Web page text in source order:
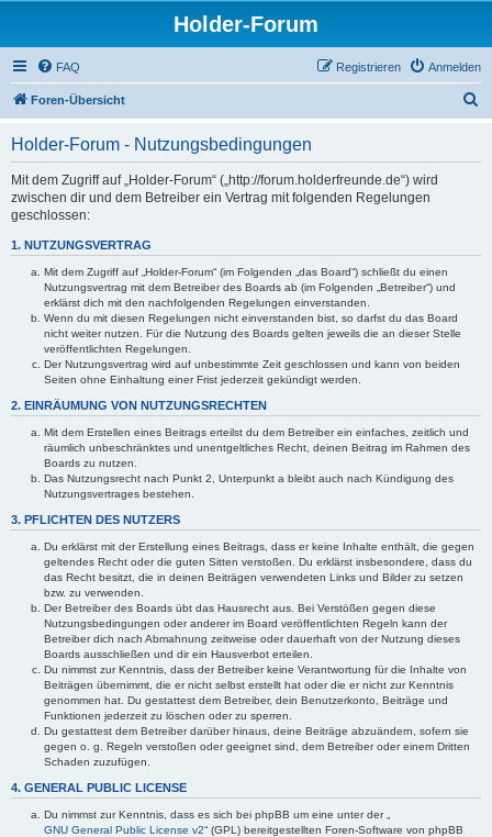
Holder-Forum
FAQ Anmelden
Registrieren
Foren-Übersicht
Holder-Forum - Nutzungsbedingungen
Mit dem Zugriff auf „Holder-Forum“ („http://forum.holderfreunde.de“) wird
zwischen dir und dem Betreiber ein Vertrag mit folgenden Regelungen
geschlossen:
1. NUTZUNGSVERTRAG
Mit dem Zugriff auf „Holder-Forum“ (im Folgenden „das Board“) schließt du einen
Nutzungsvertrag mit dem Betreiber des Boards ab (im Folgenden „Betreiber“) und
erklärst dich mit den nachfolgenden Regelungen einverstanden.
Wenn du mit diesen Regelungen nicht einverstanden bist, so darfst du das Board
nicht weiter nutzen. Für die Nutzung des Boards gelten jeweils die an dieser Stelle
veröffentlichten Regelungen.
Der Nutzungsvertrag wird auf unbestimmte Zeit geschlossen und kann von beiden
Seiten ohne Einhaltung einer Frist jederzeit gekündigt werden.
2. EINRÄUMUNG VON NUTZUNGSRECHTEN
Mit dem Erstellen eines Beitrags erteilst du dem Betreiber ein einfaches, zeitlich und
räumlich unbeschränktes und unentgeltliches Recht, deinen Beitrag im Rahmen des
Boards zu nutzen.
Das Nutzungsrecht nach Punkt 2, Unterpunkt a bleibt auch nach Kündigung des
Nutzungsvertrages bestehen.
3. PFLICHTEN DES NUTZERS
Du erklärst mit der Erstellung eines Beitrags, dass er keine Inhalte enthält, die gegen
geltendes Recht oder die guten Sitten verstoßen. Du erklärst insbesondere, dass du
das Recht besitzt, die in deinen Beiträgen verwendeten Links und Bilder zu setzen
bzw. zu verwenden.
Der Betreiber des Boards übt das Hausrecht aus. Bei Verstößen gegen diese
Nutzungsbedingungen oder anderer im Board veröffentlichten Regeln kann der
Betreiber dich nach Abmahnung zeitweise oder dauerhaft von der Nutzung dieses
Boards ausschließen und dir ein Hausverbot erteilen.
Du nimmst zur Kenntnis, dass der Betreiber keine Verantwortung für die Inhalte von
Beiträgen übernimmt, die er nicht selbst erstellt hat oder die er nicht zur Kenntnis
genommen hat. Du gestattest dem Betreiber, dein Benutzerkonto, Beiträge und
Funktionen jederzeit zu löschen oder zu sperren.
Du gestattest dem Betreiber darüber hinaus, deine Beiträge abzuändern, sofern sie
gegen o. g. Regeln verstoßen oder geeignet sind, dem Betreiber oder einem Dritten
Schaden zuzufügen.
4. GENERAL PUBLIC LICENSE
Du nimmst zur Kenntnis, dass es sich bei phpBB um eine unter der „
GNU General Public License v2“ (GPL) bereitgestellten Foren-Software von phpBB